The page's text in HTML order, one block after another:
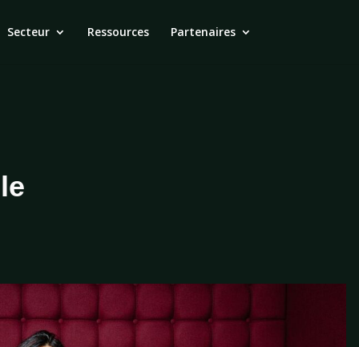
Secteur Ressources Partenaires